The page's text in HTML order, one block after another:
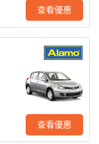
查看優惠
查看優惠